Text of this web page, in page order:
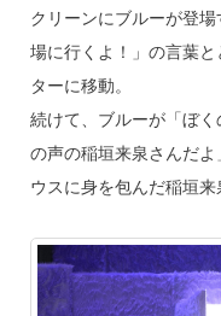
クリーンにブルーが登
場に行くよ！」の言葉
ターに移動。
続けて、ブルーが「ぼ
の声の稲垣来泉さんだ
ウスに身を包んだ稲垣来